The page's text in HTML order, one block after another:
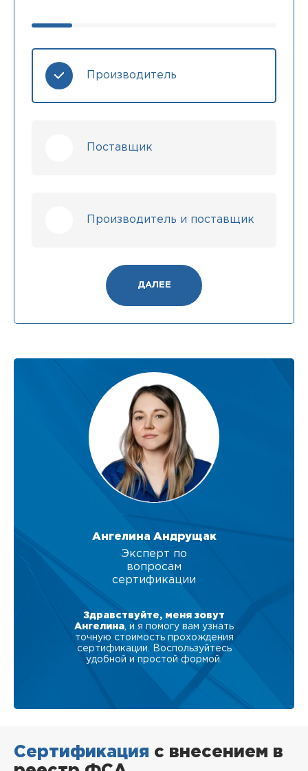
Производитель
Поставщик
Производитель и поставщик
ДАЛЕЕ
Ангелина Андрущак
Эксперт по
вопросам
сертификации
Здравствуйте, меня зовут
Ангелина , и я помогу вам узнать
точную стоимость прохождения
сертификации. Воспользуйтесь
удобной и простой формой.
Сертификация с внесением в